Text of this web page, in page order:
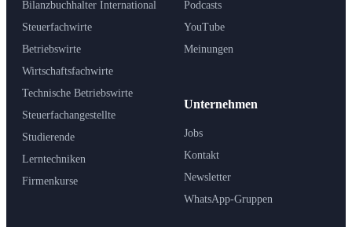
Bilanzbuchhalter International
Steuerfachwirte
Betriebswirte
Wirtschaftsfachwirte
Technische Betriebswirte
Steuerfachangestellte
Studierende
Lerntechniken
Firmenkurse
Podcasts
YouTube
Meinungen
Unternehmen
Jobs
Kontakt
Newsletter
WhatsApp-Gruppen